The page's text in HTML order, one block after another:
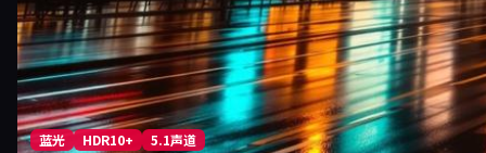
蓝光 HDR10+ 5.1声道